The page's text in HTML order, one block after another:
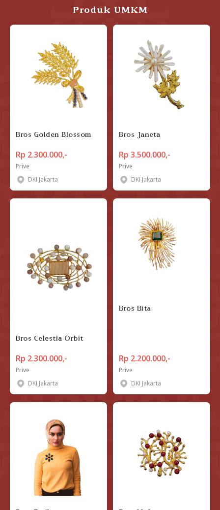
Produk UMKM
Bros Golden Blossom
Rp 2.300.000,-
Prive
DKI Jakarta
Bros Janeta
Rp 3.500.000,-
Prive
DKI Jakarta
Bros Celestia Orbit
Rp 2.300.000,-
Prive
DKI Jakarta
Bros Bita
Rp 2.200.000,-
Prive
DKI Jakarta